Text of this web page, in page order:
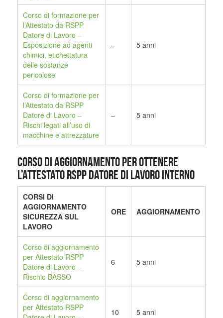
Corso di formazione per
l’Attestato da RSPP
Datore di Lavoro –
Esposizione ad agenti
chimici, etichettatura
delle sostanze
pericolose
– 5 anni
Corso di formazione per
l’Attestato da RSPP
Datore di Lavoro –
Rischi legati all’uso di
macchine e attrezzature
– 5 anni
CORSO DI AGGIORNAMENTO PER OTTENERE
L’ATTESTATO RSPP DATORE DI LAVORO INTERNO
CORSI DI
AGGIORNAMENTO
SICUREZZA SUL
LAVORO
ORE AGGIORNAMENTO
Corso di aggiornamento
per Attestato RSPP
Datore di Lavoro –
Rischio BASSO
6 5 anni
Corso di aggiornamento
per Attestato RSPP
10 5 anni